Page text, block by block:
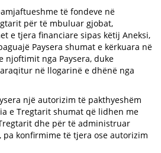
të fondeve në
për të mbuluar gjobat,
e tjera financiare sipas këtij Aneksi,
Paysera shumat e kërkuara në
njoftimit nga Paysera, duke
në llogarinë e dhënë nga
një autorizim të pakthyeshëm
e Tregtarit shumat që lidhen me
dhe për të administruar
pa konfirmime të tjera ose autorizim